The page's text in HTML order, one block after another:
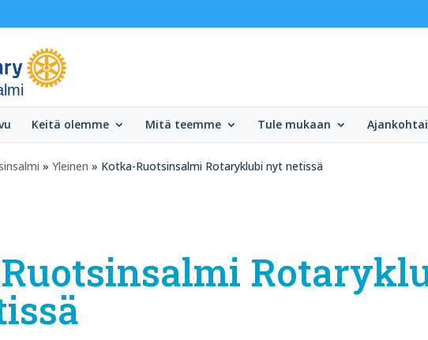
Keitä olemme Mitä teemme Tule mukaan
» Yleinen » Kotka-Ruotsinsalmi Rotaryklubi nyt netissä